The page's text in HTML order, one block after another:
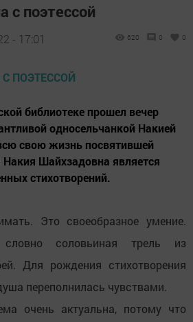
с поэтессой
- 17:01 620 0 0
библиотеке прошел вечер
односельчанкой Накией
свою жизнь посвятившей
Шайхзадовна является
стихотворений.
Это своеобразное умение.
соловьиная трель из
Для рождения стихотворения
переполнилась чувствами.
очень актуальна, потому что